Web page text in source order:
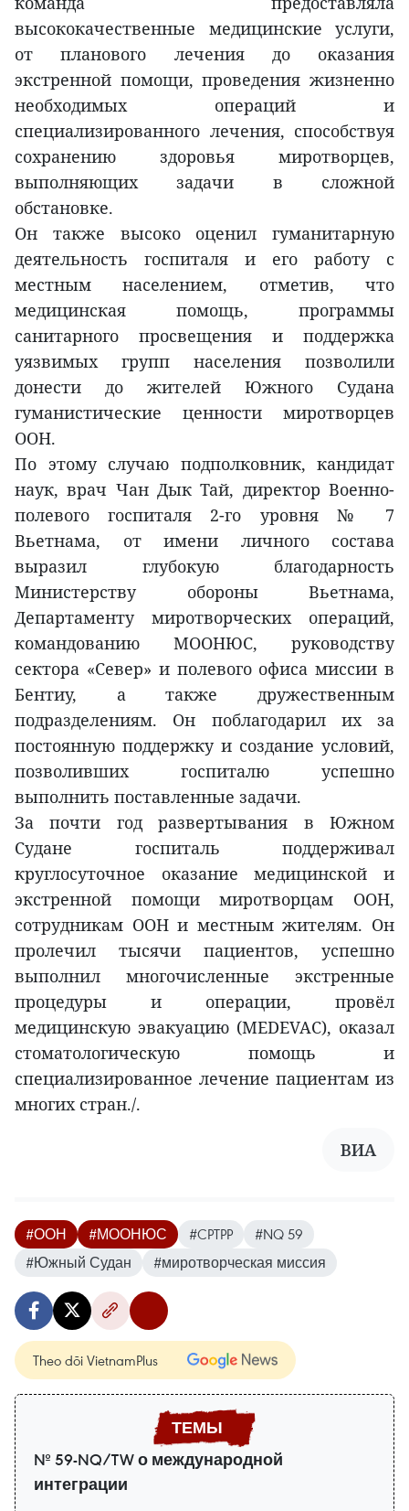
высококачественные медицинские услуги,
от планового лечения до оказания
экстренной помощи, проведения жизненно
необходимых операций и
специализированного лечения, способствуя
сохранению здоровья миротворцев,
выполняющих задачи в сложной
обстановке.
Он также высоко оценил гуманитарную
деятельность госпиталя и его работу с
местным населением, отметив, что
медицинская помощь, программы
санитарного просвещения и поддержка
уязвимых групп населения позволили
донести до жителей Южного Судана
гуманистические ценности миротворцев
ООН.
По этому случаю подполковник, кандидат
наук, врач Чан Дык Тай, директор Военно-
полевого госпиталя 2-го уровня № 7
Вьетнама, от имени личного состава
выразил глубокую благодарность
Министерству обороны Вьетнама,
Департаменту миротворческих операций,
командованию МООНЮС, руководству
сектора «Север» и полевого офиса миссии в
Бентиу, а также дружественным
подразделениям. Он поблагодарил их за
постоянную поддержку и создание условий,
позволивших госпиталю успешно
выполнить поставленные задачи.
За почти год развертывания в Южном
Судане госпиталь поддерживал
круглосуточное оказание медицинской и
экстренной помощи миротворцам ООН,
сотрудникам ООН и местным жителям. Он
пролечил тысячи пациентов, успешно
выполнил многочисленные экстренные
процедуры и операции, провёл
медицинскую эвакуацию (MEDEVAC), оказал
стоматологическую помощь и
специализированное лечение пациентам из
многих стран./.
ВИА
#ООН #МООНЮС #CPTPP
#NQ 59
#Южный Судан
#миротворческая миссия
Theo dõi VietnamPlus
№ 59-NQ/TW о международной
интеграции